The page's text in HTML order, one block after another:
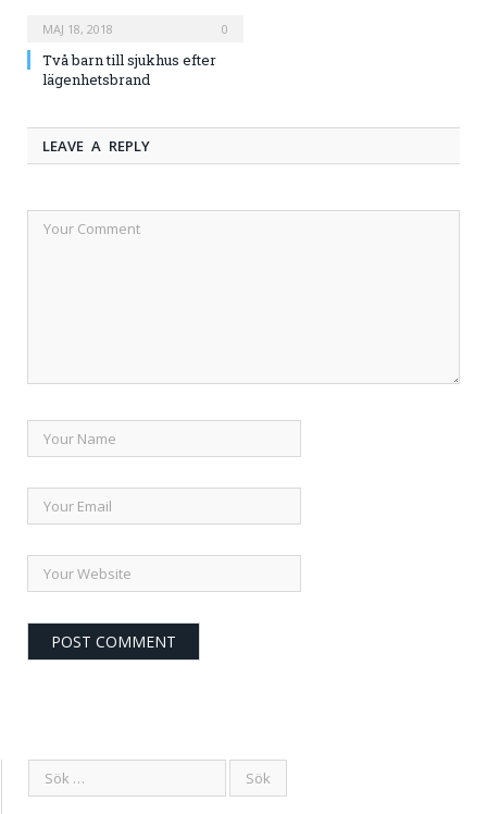
MAJ 18, 2018 0
Två barn till sjukhus efter
lägenhetsbrand
LEAVE A REPLY